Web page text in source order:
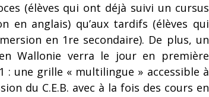
(élèves qui ont déjà suivi un cursus
en anglais) qu’aux tardifs (élèves qui
en 1re secondaire). De plus, un
Wallonie verra le jour en première
: une grille « multilingue » accessible à
du C.E.B. avec à la fois des cours en